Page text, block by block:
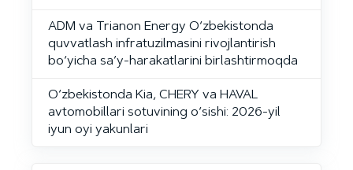
ADM va Trianon Energy O‘zbekistonda
quvvatlash infratuzilmasini rivojlantirish
bo‘yicha sa’y-harakatlarini birlashtirmoqda
O‘zbekistonda Kia, CHERY va HAVAL
avtomobillari sotuvining o‘sishi: 2026-yil
iyun oyi yakunlari